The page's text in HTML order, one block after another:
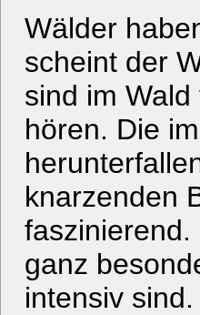
Wälder
scheint der
sind im
hören. Die
knarzenden
ganz
intensiv